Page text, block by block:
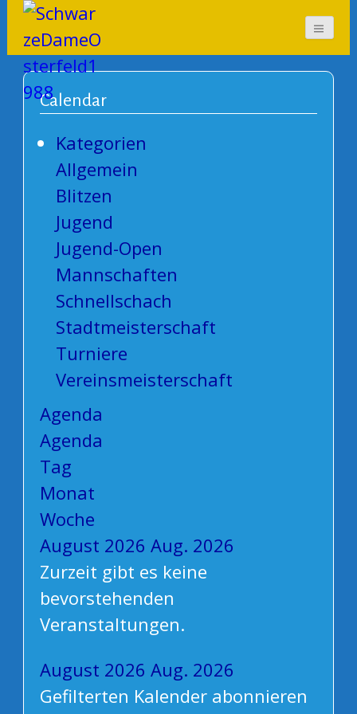
SchwarzeDameOsterf
eld1988
Calendar
Kategorien
Allgemein
Blitzen
Jugend
Jugend-Open
Mannschaften
Schnellschach
Stadtmeisterschaft
Turniere
Vereinsmeisterschaft
Agenda
Agenda
Tag
Monat
Woche
August 2026 Aug. 2026
Zurzeit gibt es keine
bevorstehenden
Veranstaltungen.
August 2026 Aug. 2026
Gefilterten Kalender abonnieren